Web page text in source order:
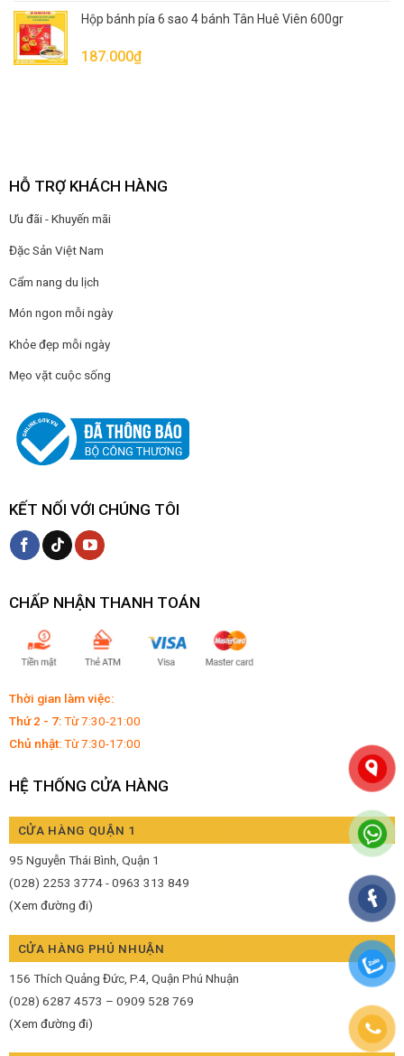
Hộp bánh pía 6 sao 4 bánh Tân Huê Viên 600gr
187.000₫
HỖ TRỢ KHÁCH HÀNG
Ưu đãi - Khuyến mãi
Đặc Sản Việt Nam
Cẩm nang du lịch
Món ngon mỗi ngày
Khỏe đẹp mỗi ngày
Mẹo vặt cuộc sống
KẾT NỐI VỚI CHÚNG TÔI
CHẤP NHẬN THANH TOÁN
Thời gian làm việc:
Thứ 2 - 7:Từ 7:30-21:00
Chủ nhật:Từ 7:30-17:00
HỆ THỐNG CỬA HÀNG
CỬA HÀNG QUẬN 1
95 Nguyễn Thái Bình, Quận 1
(028) 2253 3774 - 0963 313 849
(Xem đường đi)
CỬA HÀNG PHÚ NHUẬN
156 Thích Quảng Đức, P.4, Quận Phú Nhuận
(028) 6287 4573 – 0909 528 769
(Xem đường đi)